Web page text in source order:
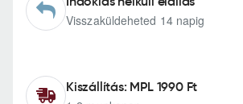
Visszaküldeheted 14 napig
Kiszállítás: MPL 1990 Ft